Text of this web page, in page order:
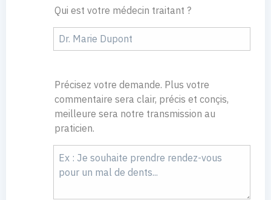
Qui est votre médecin traitant ?
Précisez votre demande. Plus votre
commentaire sera clair, précis et conçis,
meilleure sera notre transmission au
praticien.